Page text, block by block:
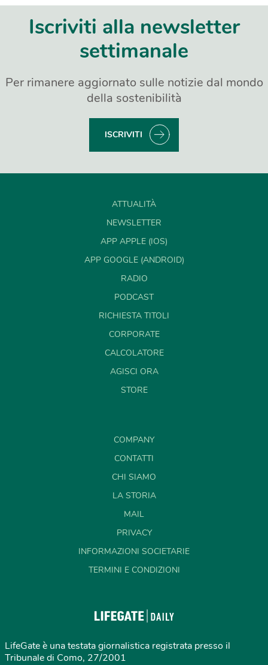
Iscriviti alla newsletter
settimanale
Per rimanere aggiornato sulle notizie dal mondo
della sostenibilità
ISCRIVITI
ATTUALITÀ
NEWSLETTER
APP APPLE (IOS)
APP GOOGLE (ANDROID)
RADIO
PODCAST
RICHIESTA TITOLI
CORPORATE
CALCOLATORE
AGISCI ORA
STORE
COMPANY
CONTATTI
CHI SIAMO
LA STORIA
MAIL
PRIVACY
INFORMAZIONI SOCIETARIE
TERMINI E CONDIZIONI
LifeGate è una testata giornalistica registrata presso il
Tribunale di Como, 27/2001